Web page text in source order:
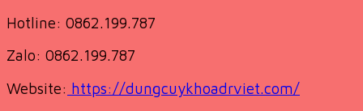
Hotline: 0862.199.787
Zalo: 0862.199.787
Website: https://dungcuykhoadrviet.com/